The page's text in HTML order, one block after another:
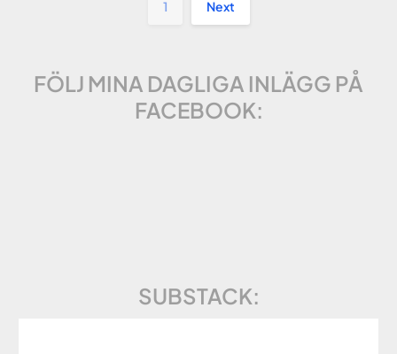
1 Next
FÖLJ MINA DAGLIGA INLÄGG PÅ
FACEBOOK:
SUBSTACK: